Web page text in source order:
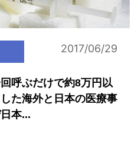
2017/06/29
呼ぶだけで約8万円以
た海外と日本の医療事
本...